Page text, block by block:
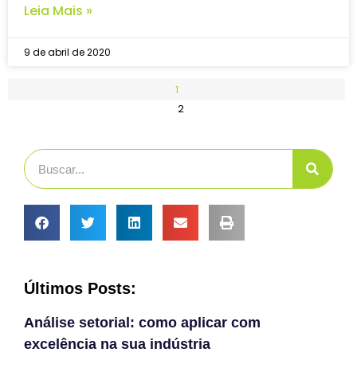
Leia Mais »
9 de abril de 2020
1
2
Últimos Posts:
Análise setorial: como aplicar com
excelência na sua indústria